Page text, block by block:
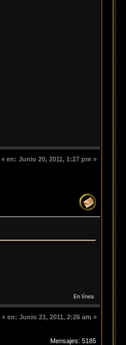
« en: Junio 20, 2011, 1:27 pm »
En línea
« en: Junio 21, 2011, 2:26 am »
Mensajes: 5185